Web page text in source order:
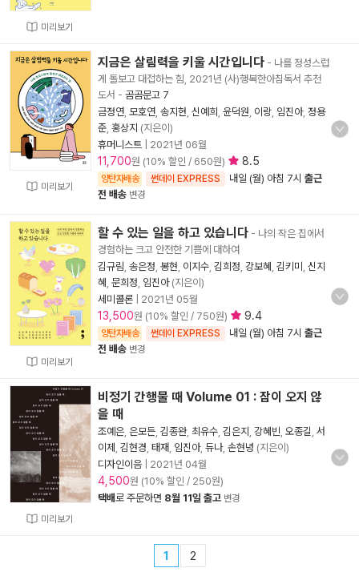
미리보기
미리보기
지금은 살림력을 키울 시간입니다 - 나를 정성스럽
게 돌보고 대접하는 힘, 2021년 (사)행복한아침독서 추천
도서 - 곰곰문고 7
금정연 모호연 송지현 신예희 윤덕원 이랑 임진아, 정용
준 홍상지 (지은이)
휴머니스트
2021년 06월
11,700원 (10% 할인 / 650원) 8.5
양탄자배송 썬데이 EXPRESS 내일 (월) 아침 7시 출근
전 배송 변경
미리보기
할 수 있는 일을 하고 있습니다 - 나의 작은 집에서
경험하는 크고 안전한 기쁨에 대하여
김규림 송은정 봉현 이지수 김희정 강보혜 김키미
신지
혜
문희정 임진아(지은이)
세미콜론
2021년 05월
13,500원 (10% 할인 / 750원) 9.4
양탄자배송 썬데이 EXPRESS 내일 (월) 아침 7시 출근
전 배송 변경
미리보기
비정기 간행물 때 Volume 01 : 잠이 오지 않
을 때
조예은 은모든 김종완, 최유수 김은지 강혜빈 오종길 서
이제
김현경 태재 임진아, 듀나, 손현녕 (지은이)
디자인이음
2021년 04월
4,500원 (10% 할인 / 250원)
택배로 주문하면 8월 11일 출고 변경
1 2